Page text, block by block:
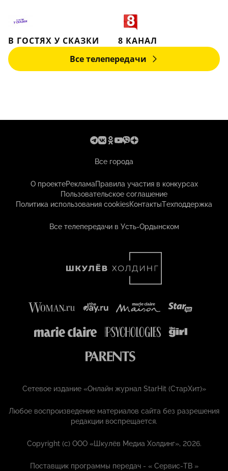
В ГОСТЯХ У СКАЗКИ
8 КАНАЛ
Все телепередачи
Все города
О проектеРекламаПравила участия в конкурсах
Пользовательское соглашение
Политика использования cookiesКонтактыТехподдержка
Все телепередачи в Усть-Ордынском
Сетевое издание «Онлайн журнал StarHit (СтарХит)»
Любое воспроизведение материалов сайта без разрешения
редакции воспрещается.
Copyright (с) ООО «Шкулёв Медиа Холдинг», 2026.
Поставщик программы передач - «Сервис-ТВ »